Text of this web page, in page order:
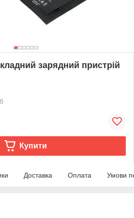
зарядний пристрій
Купити
Доставка Оплата Умови